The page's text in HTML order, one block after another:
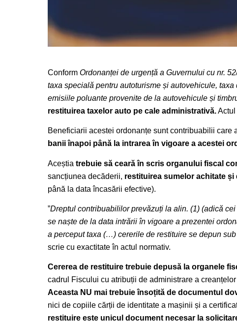
Conform Ordonanței de urgență a Guvernului cu nr.
taxa specială pentru autoturisme și autovehicule,
emisiile poluante provenite de la autovehicule și
restituirea taxelor auto pe cale administrativă.Actul
Beneficiarii acestei ordonanțe sunt contribuabilii care
banii înapoi până la intrarea în vigoare a acestei
Aceștia trebuie să ceară în scris organului fiscal
sancțiunea decăderii, restituirea sumelor achitate
până la data încasării efective).
”Dreptul contribuabililor prevăzuți la alin. (1) (adică
se naște de la data intrării în vigoare a prezentei
a perceput taxa (…) cererile de restituire se depun
scrie cu exactitate în actul normativ.
Cererea de restituire trebuie depusă la organele
cadrul Fiscului cu atribuții de administrare a
Aceasta NU mai trebuie însoțită de documentul
nici de copiile cărții de identitate a mașinii și a
restituire este unicul document necesar la